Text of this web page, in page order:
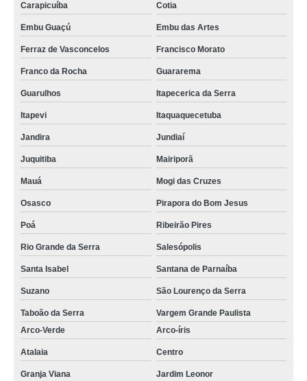
Carapicuíba Cotia
Embu Guaçú Embu das Artes
Ferraz de Vasconcelos Francisco Morato
Franco da Rocha Guararema
Guarulhos Itapecerica da Serra
Itapevi Itaquaquecetuba
Jandira Jundiaí
Juquitiba Mairiporã
Mauá Mogi das Cruzes
Osasco Pirapora do Bom Jesus
Poá Ribeirão Pires
Rio Grande da Serra Salesópolis
Santa Isabel Santana de Parnaíba
Suzano São Lourenço da Serra
Taboão da Serra
Vargem Grande Paulista
Arco-Verde
Arco-íris
Atalaia Centro
Granja Viana Jardim Leonor